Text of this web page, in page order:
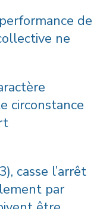
de
ne
circonstance
casse l’arrêt
par